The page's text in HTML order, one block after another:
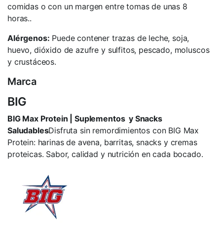
comidas o con un margen entre tomas de unas 8
horas..
Alérgenos: Puede contener trazas de leche, soja,
huevo, dióxido de azufre y sulfitos, pescado, moluscos
y crustáceos.
Marca
BIG
BIG Max Protein | Suplementos y Snacks
SaludablesDisfruta sin remordimientos con BIG Max
Protein: harinas de avena, barritas, snacks y cremas
proteicas. Sabor, calidad y nutrición en cada bocado.